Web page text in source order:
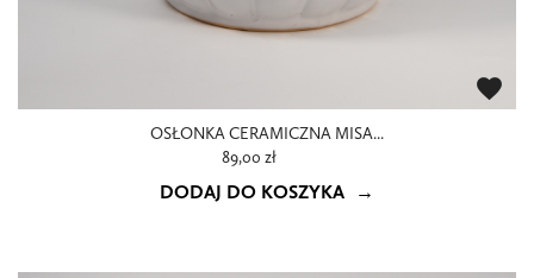
OSŁONKA CERAMICZNA MISA...
89,00 zł
favorite
DODAJ DO KOSZYKA